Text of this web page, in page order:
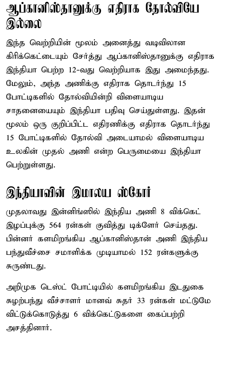
ஆப்கானிஸ்தானுக்கு எதிராக தோல்வியே
இல்லை
இந்த வெற்றியின் மூலம் அனைத்து வடிவிலான
கிரிக்கெட்டையும் சேர்த்து ஆப்கானிஸ்தானுக்கு எதிராக
இந்தியா பெற்ற 12-வது வெற்றியாக இது அமைந்தது.
மேலும், அந்த அணிக்கு எதிராக தொடர்ந்து 15
போட்டிகளில் தோல்வியின்றி விளையாடிய
சாதனையையும் இந்தியா பதிவு செய்துள்ளது. இதன்
மூலம் ஒரு குறிப்பிட்ட எதிரணிக்கு எதிராக தொடர்ந்து
15 போட்டிகளில் தோல்வி அடையாமல் விளையாடிய
உலகின் முதல் அணி என்ற பெருமையை இந்தியா
பெற்றுள்ளது.
இந்தியாவின் இமாலய ஸ்கோர்
முதலாவது இன்னிங்ஸில் இந்திய அணி 8 விக்கெட்
இழப்புக்கு 564 ரன்கள் குவித்து டிக்ளேர் செய்தது.
பின்னர் களமிறங்கிய ஆப்கானிஸ்தான் அணி இந்திய
பந்துவீச்சை சமாளிக்க முடியாமல் 152 ரன்களுக்கு
சுருண்டது.
அறிமுக டெஸ்ட் போட்டியில் களமிறங்கிய இடதுகை
சுழற்பந்து வீச்சாளர் மானவ் சுதர் 33 ரன்கள் மட்டுமே
விட்டுக்கொடுத்து 6 விக்கெட்டுகளை கைப்பற்றி
அசத்தினார்.